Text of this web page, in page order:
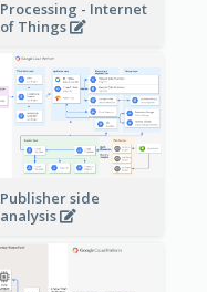
Processing - Internet
of Things
Publisher side
analysis